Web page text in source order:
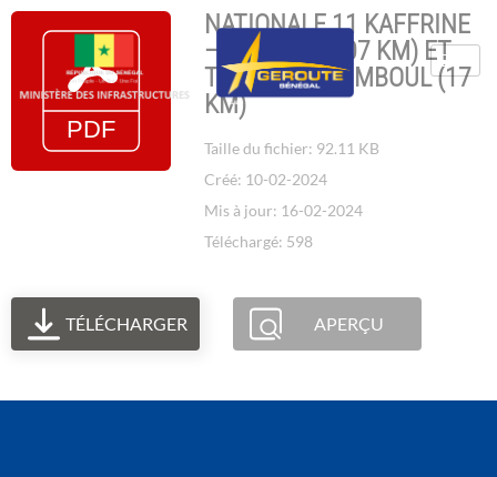
NATIONALE 11 KAFFRINE
– MBACKE (107 KM) ET
TYP – TOUBA MBOUL (17
KM)
Taille du fichier: 92.11 KB
Créé: 10-02-2024
Mis à jour: 16-02-2024
Téléchargé: 598
TÉLÉCHARGER APERÇU